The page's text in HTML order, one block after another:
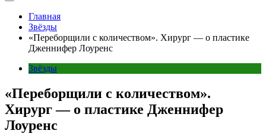
Главная
Звёзды
«Переборщили с количеством». Хирург — о пластике
Дженнифер Лоуренс
Звёзды
«Переборщили с количеством».
Хирург — о пластике Дженнифер
Лоуренс